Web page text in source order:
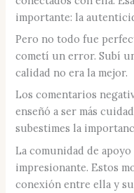
importante: la
Pero no todo fue
cometí un error. Subí
calidad no era la mejor.
Los comentarios
enseñó a ser más
subestimes la
La comunidad de
impresionante. Estos
conexión entre ella y